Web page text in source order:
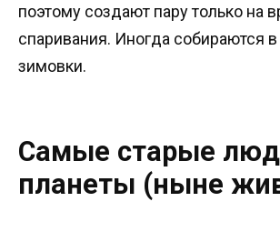
поэтому создают пару только на
спаривания. Иногда собираются
зимовки.
Самые старые
планеты (ныне